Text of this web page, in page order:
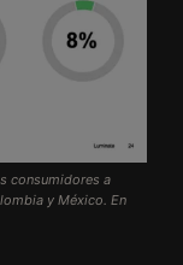
consumidores a
y México. En